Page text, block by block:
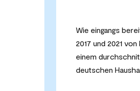
Wie eingangs
2017 und 2021
einem
deutschen